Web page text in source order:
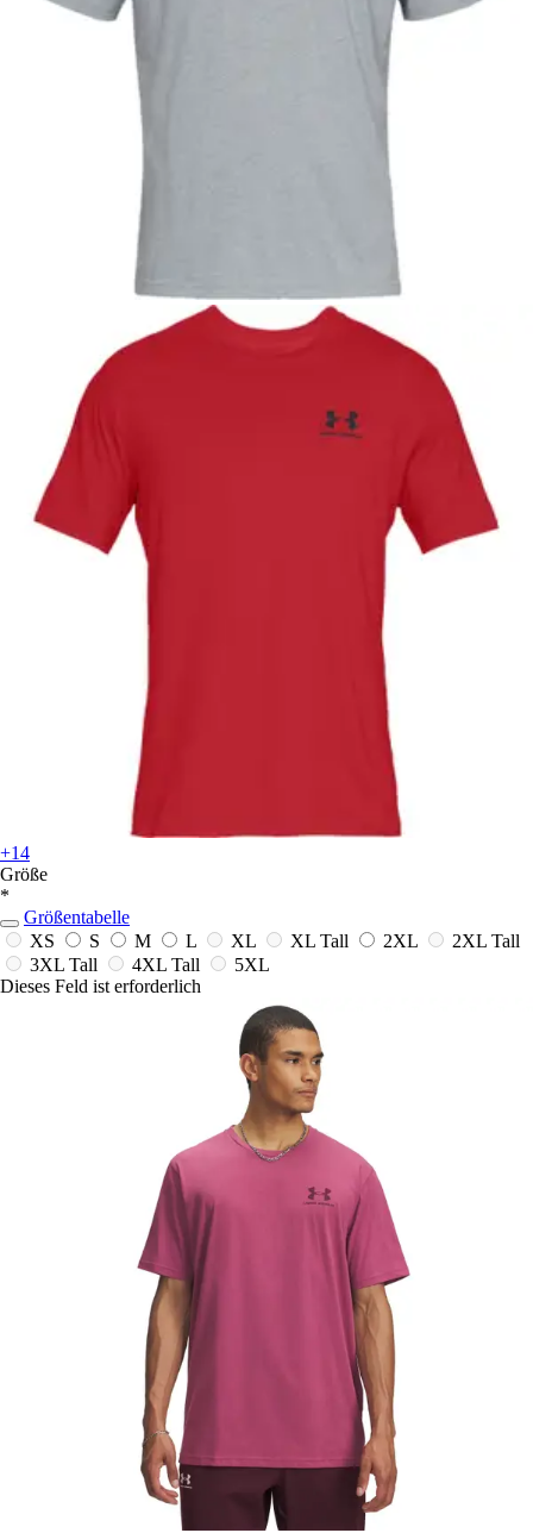
+14
Größe
*
Größentabelle
XS
S M L XL XL Tall 2XL
2XL Tall
3XL Tall
4XL Tall
5XL
Dieses Feld ist erforderlich